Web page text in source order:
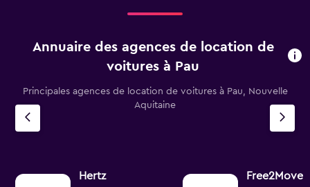
Annuaire des agences de location de
voitures à Pau
Principales agences de location de voitures à Pau, Nouvelle
Aquitaine
Hertz Free2Move